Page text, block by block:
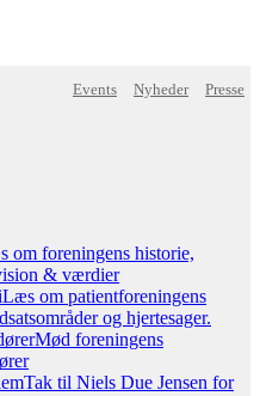
Events Nyheder Presse
om foreningens historie,
& værdier
Læs om patientforeningens
og hjertesager.
Mød foreningens
Tak til Niels Due Jensen for